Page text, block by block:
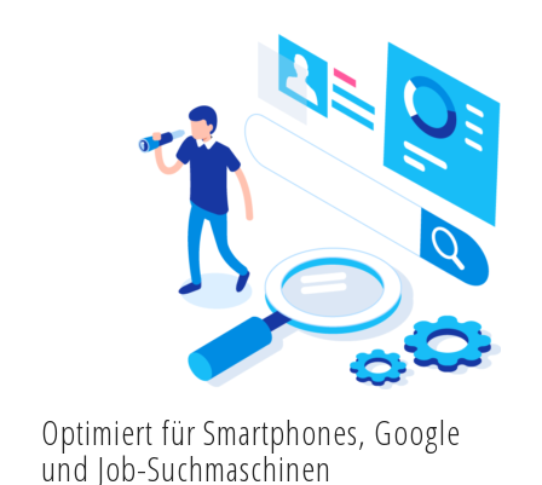
Optimiert für Smartphones, Google
und Job-Suchmaschinen